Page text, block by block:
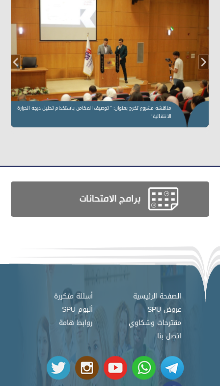
الصفحة الرئيسية
أسئلة متكررة
عروض SPU
ألبوم SPU
مقترحات وشكاوي
روابط هامة
اتصل بنا